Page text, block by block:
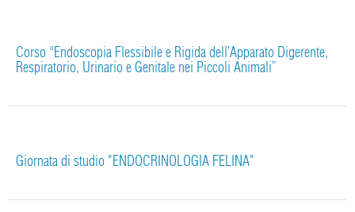
Corso “Endoscopia Flessibile e Rigida dell’Apparato Digerente,
Respiratorio, Urinario e Genitale nei Piccoli Animali”
Giornata di studio "ENDOCRINOLOGIA FELINA"